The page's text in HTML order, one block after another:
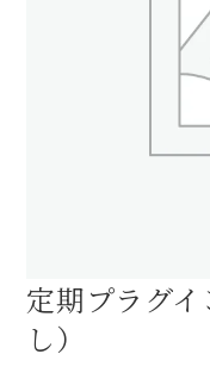
定期プラグ
し）